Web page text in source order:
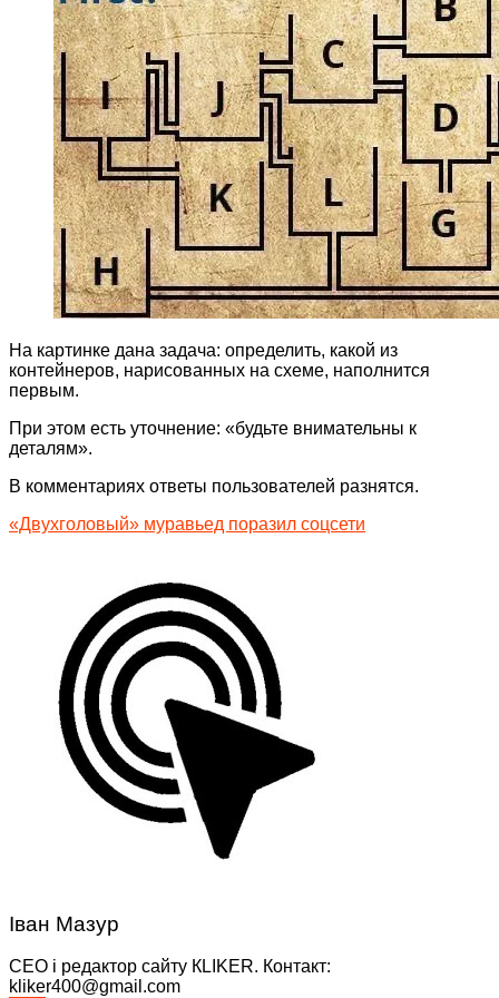
На картинке дана задача: определить, какой из
контейнеров, нарисованных на схеме, наполнится
первым.
При этом есть уточнение: «будьте внимательны к
деталям».
В комментариях ответы пользователей разнятся.
«Двухголовый» муравьед поразил соцсети
Іван Мазур
CEO і редактор сайту КLIKER. Контакт:
kliker400@gmail.com